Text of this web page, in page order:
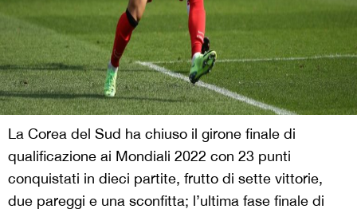
La Corea del Sud ha chiuso il girone finale di
qualificazione ai Mondiali 2022 con 23 punti
conquistati in dieci partite, frutto di sette vittorie,
due pareggi e una sconfitta; l’ultima fase finale di